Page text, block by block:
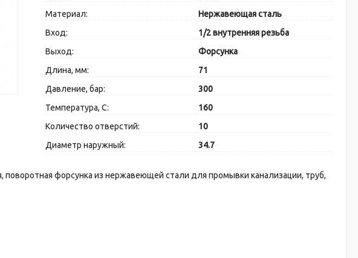
Материал:
Нержавеющая сталь
Вход:
1/2 внутренняя резьба
Выход:
Форсунка
Длина, мм:
71
Давление, бар:
300
Температура, C:
160
Количество отверстий:
10
Диаметр наружный:
34.7
форсунка из нержавеющей стали для промывки канализации, труб,